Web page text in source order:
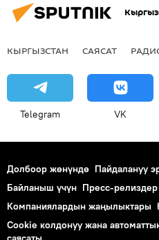
КЫРГЫЗСТАН САЯСАТ
Telegram VK
Долбоор жөнүндө Пайдалануу
Байланыш үчүн Пресс-релиздер
Компаниялардын жаңылыктары
Cookie колдонуу жана